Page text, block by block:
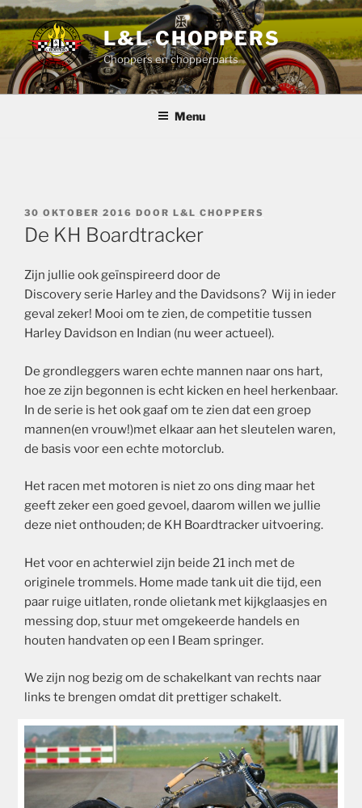
Ga
naar
de
inhoud
L&L CHOPPERS
Choppers en chopperparts
Menu
GEPLAATST
OP
30 OKTOBER 2016 DOOR L&L CHOPPERS
De KH Boardtracker
Zijn jullie ook geïnspireerd door de
Discovery serie Harley and the Davidsons? Wij in ieder
geval zeker! Mooi om te zien, de competitie tussen
Harley Davidson en Indian (nu weer actueel).
De grondleggers waren echte mannen naar ons hart,
hoe ze zijn begonnen is echt kicken en heel herkenbaar.
In de serie is het ook gaaf om te zien dat een groep
mannen(en vrouw!)met elkaar aan het sleutelen waren,
de basis voor een echte motorclub.
Het racen met motoren is niet zo ons ding maar het
geeft zeker een goed gevoel, daarom willen we jullie
deze niet onthouden; de KH Boardtracker uitvoering.
Het voor en achterwiel zijn beide 21 inch met de
originele trommels. Home made tank uit die tijd, een
paar ruige uitlaten, ronde olietank met kijkglaasjes en
messing dop, stuur met omgekeerde handels en
houten handvaten op een I Beam springer.
We zijn nog bezig om de schakelkant van rechts naar
links te brengen omdat dit prettiger schakelt.